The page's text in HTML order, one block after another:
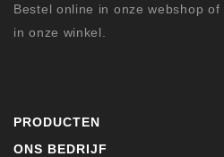
Bestel online in onze webshop
in onze winkel.
PRODUCTEN
ONS BEDRIJF